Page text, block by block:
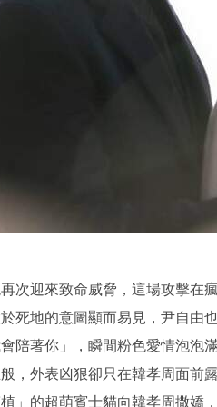
次迎來致命威脅，這場攻擊在
死地的意圖顯而易見，尹自由
陪著你」，瞬間粉色愛情泡泡
，外表凶狠卻只在韓孝周面前
」的超萌賓士貓向韓孝周撒嬌